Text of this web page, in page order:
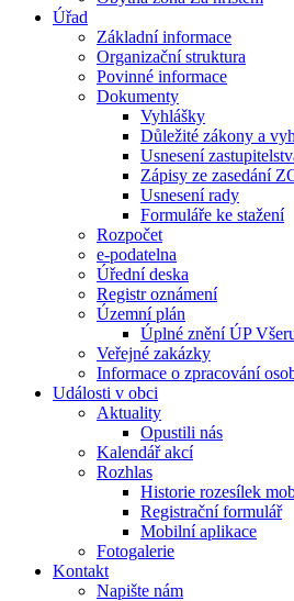
Úřad
Základní informace
Organizační struktura
Povinné informace
Dokumenty
Vyhlášky
Důležité zákony a
Usnesení
Zápisy ze zasedání
Usnesení rady
Formuláře ke stažení
Rozpočet
e-podatelna
Úřední deska
Registr oznámení
Územní plán
Úplné znění ÚP
Veřejné zakázky
Informace o zpracování
Události v obci
Aktuality
Opustili nás
Kalendář akcí
Rozhlas
Historie rozesílek
Registrační formulář
Mobilní aplikace
Fotogalerie
Kontakt
Napište nám